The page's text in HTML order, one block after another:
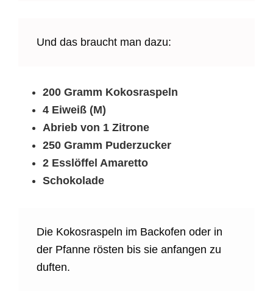
Und das braucht man dazu:
200 Gramm Kokosraspeln
4 Eiweiß (M)
Abrieb von 1 Zitrone
250 Gramm Puderzucker
2 Esslöffel Amaretto
Schokolade
Die Kokosraspeln im Backofen oder in
der Pfanne rösten bis sie anfangen zu
duften.